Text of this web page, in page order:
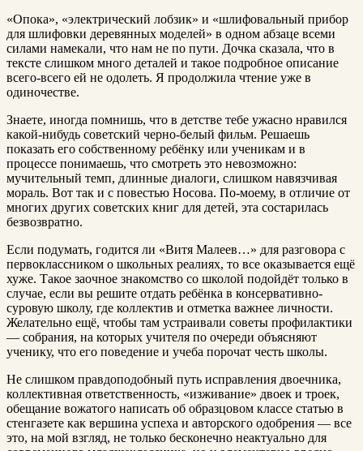
«Опока», «электрический лобзик» и «шлифовальный прибор
для шлифовки деревянных моделей» в одном абзаце всеми
силами намекали, что нам не по пути. Дочка сказала, что в
тексте слишком много деталей и такое подробное описание
всего-всего ей не одолеть. Я продолжила чтение уже в
одиночестве.
Знаете, иногда помнишь, что в детстве тебе ужасно нравился
какой-нибудь советский черно-белый фильм. Решаешь
показать его собственному ребёнку или ученикам и в
процессе понимаешь, что смотреть это невозможно:
мучительный темп, длинные диалоги, слишком навязчивая
мораль. Вот так и с повестью Носова. По-моему, в отличие от
многих других советских книг для детей, эта состарилась
безвозвратно.
Если подумать, годится ли «Витя Малеев…» для разговора с
первоклассником о школьных реалиях, то все оказывается ещё
хуже. Такое заочное знакомство со школой подойдёт только в
случае, если вы решите отдать ребёнка в консервативно-
суровую школу, где коллектив и отметка важнее личности.
Желательно ещё, чтобы там устраивали советы профилактики
— собрания, на которых учителя по очереди объясняют
ученику, что его поведение и учеба порочат честь школы.
Не слишком правдоподобный путь исправления двоечника,
коллективная ответственность, «изживание» двоек и троек,
обещание вожатого написать об образцовом классе статью в
стенгазете как вершина успеха и авторского одобрения — все
это, на мой взгляд, не только бесконечно неактуально для